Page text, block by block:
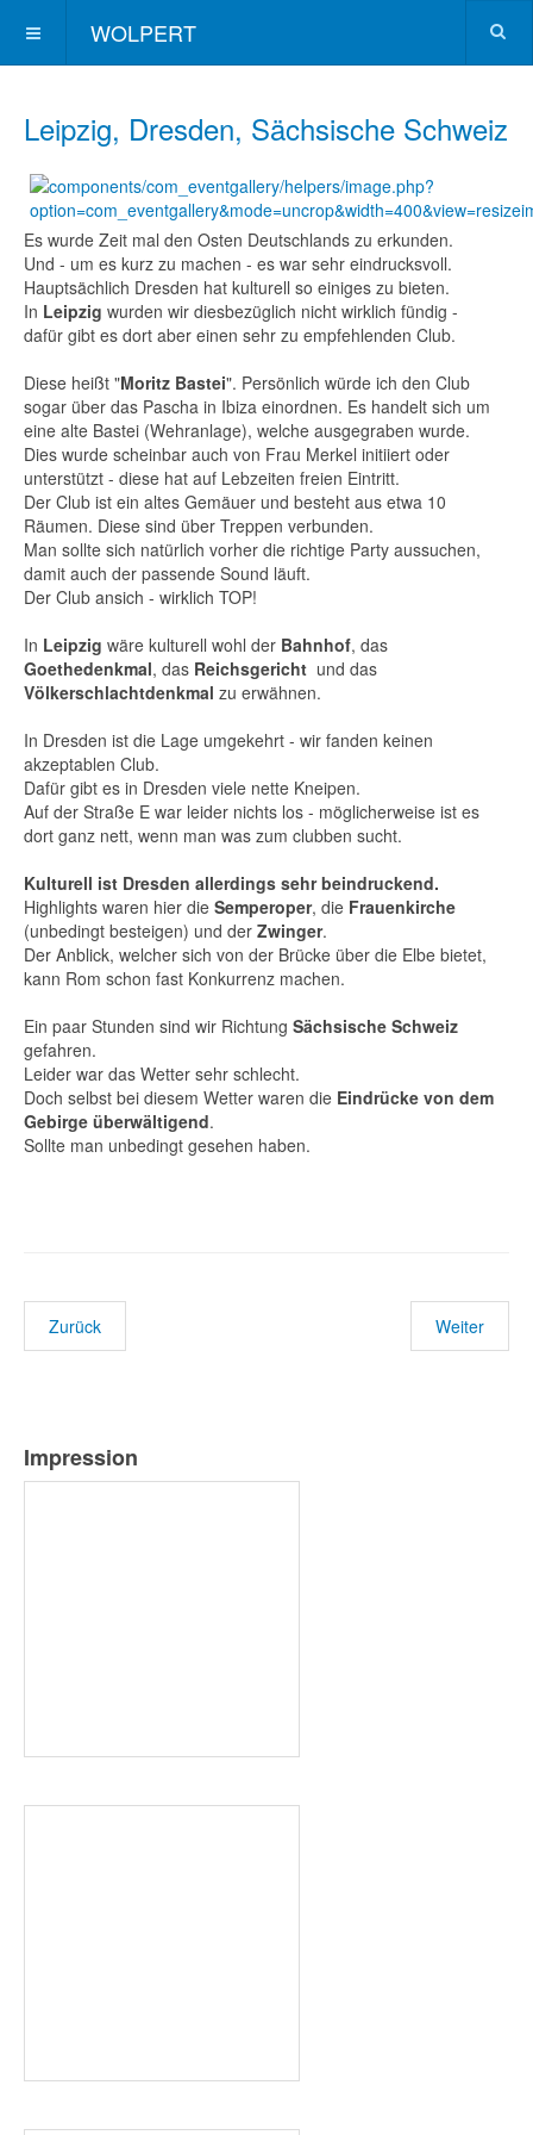
WOLPERT
Leipzig, Dresden, Sächsische Schweiz
Es wurde Zeit mal den Osten Deutschlands zu erkunden.
Und - um es kurz zu machen - es war sehr eindrucksvoll.
Hauptsächlich Dresden hat kulturell so einiges zu bieten.
In Leipzig wurden wir diesbezüglich nicht wirklich fündig -
dafür gibt es dort aber einen sehr zu empfehlenden Club.
Diese heißt "Moritz Bastei". Persönlich würde ich den Club
sogar über das Pascha in Ibiza einordnen. Es handelt sich um
eine alte Bastei (Wehranlage), welche ausgegraben wurde.
Dies wurde scheinbar auch von Frau Merkel initiiert oder
unterstützt - diese hat auf Lebzeiten freien Eintritt.
Der Club ist ein altes Gemäuer und besteht aus etwa 10
Räumen. Diese sind über Treppen verbunden.
Man sollte sich natürlich vorher die richtige Party aussuchen,
damit auch der passende Sound läuft.
Der Club ansich - wirklich TOP!
In Leipzig wäre kulturell wohl der Bahnhof, das
Goethedenkmal, das Reichsgericht und das
Völkerschlachtdenkmal zu erwähnen.
In Dresden ist die Lage umgekehrt - wir fanden keinen
akzeptablen Club.
Dafür gibt es in Dresden viele nette Kneipen.
Auf der Straße E war leider nichts los - möglicherweise ist es
dort ganz nett, wenn man was zum clubben sucht.
Kulturell ist Dresden allerdings sehr beindruckend.
Highlights waren hier die Semperoper, die Frauenkirche
(unbedingt besteigen) und der Zwinger.
Der Anblick, welcher sich von der Brücke über die Elbe bietet,
kann Rom schon fast Konkurrenz machen.
Ein paar Stunden sind wir Richtung Sächsische Schweiz
gefahren.
Leider war das Wetter sehr schlecht.
Doch selbst bei diesem Wetter waren die Eindrücke von dem
Gebirge überwältigend.
Sollte man unbedingt gesehen haben.
Zurück Weiter
Impression